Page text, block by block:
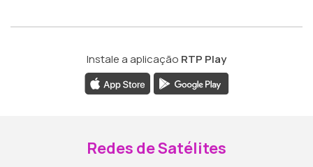
Instale a aplicação RTP Play
Redes de Satélites